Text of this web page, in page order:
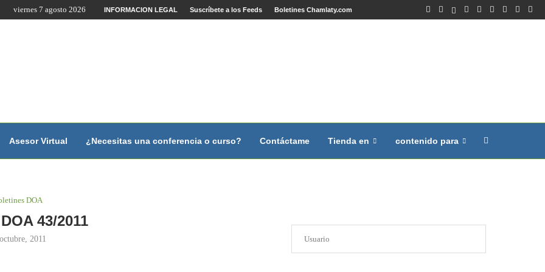
viernes 7 agosto 2026 INFORMACION LEGAL Suscríbete a los Feeds Boletines Chamlaty.com
Asesor Virtual ¿Necesitas una conferencia o curso? Contáctame Tienda en contenido para
DOA
43/2011
2011